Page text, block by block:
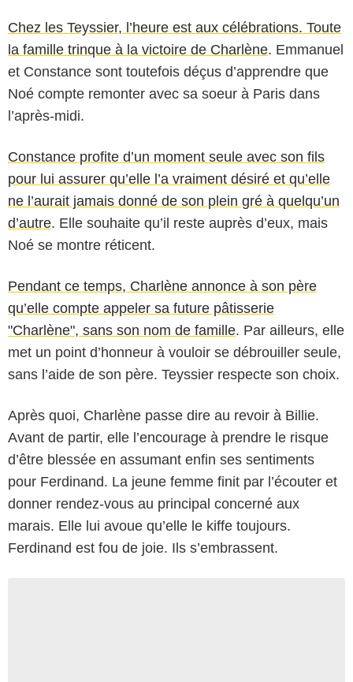
Chez les Teyssier, l’heure est aux célébrations. Toute
la famille trinque à la victoire de Charlène. Emmanuel
et Constance sont toutefois déçus d’apprendre que
Noé compte remonter avec sa soeur à Paris dans
l’après-midi.
Constance profite d’un moment seule avec son fils
pour lui assurer qu’elle l’a vraiment désiré et qu’elle
ne l’aurait jamais donné de son plein gré à quelqu’un
d’autre. Elle souhaite qu’il reste auprès d’eux, mais
Noé se montre réticent.
Pendant ce temps, Charlène annonce à son père
qu’elle compte appeler sa future pâtisserie
"Charlène", sans son nom de famille. Par ailleurs, elle
met un point d’honneur à vouloir se débrouiller seule,
sans l’aide de son père. Teyssier respecte son choix.
Après quoi, Charlène passe dire au revoir à Billie.
Avant de partir, elle l’encourage à prendre le risque
d’être blessée en assumant enfin ses sentiments
pour Ferdinand. La jeune femme finit par l’écouter et
donner rendez-vous au principal concerné aux
marais. Elle lui avoue qu’elle le kiffe toujours.
Ferdinand est fou de joie. Ils s’embrassent.